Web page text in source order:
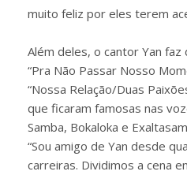
muito feliz por eles terem
Além deles, o cantor Yan faz
“Pra Não Passar Nosso
“Nossa Relação/Duas
que ficaram famosas nas
Samba, Bokaloka e
“Sou amigo de Yan desde
carreiras. Dividimos a cena